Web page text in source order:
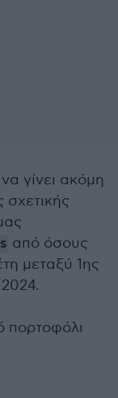
γίνει ακόμη
σχετικής
από όσους
μεταξύ 1ης
πορτοφόλι